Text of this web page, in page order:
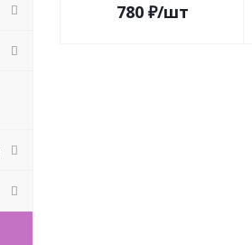
780₽/шт